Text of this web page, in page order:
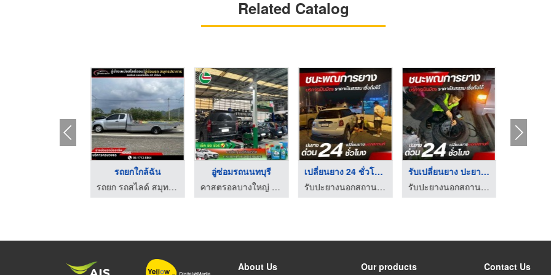
Related Catalog
รถยกใกล้ฉัน
รถยก รถสไลด์ สมุทรปราการ
อู่ซ่อมรถนนทบุรี
คาสตรอลบางใหญ่ ออโต้เซอร์วิส
เปลี่ยนยาง 24 ชั่วโม ...
รับปะยางนอกสถานที่ 24 ชั่วโมง - ชนะพณการยาง
รับเปลี่ยนยาง ปะยาง ...
รับปะยางนอกสถานที่ 24 ชั่วโมง - ชนะพณการยาง
About Us Our products Contact Us